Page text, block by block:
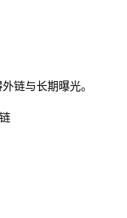
链与长期曝光。